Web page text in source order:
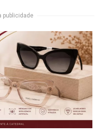
publicidade